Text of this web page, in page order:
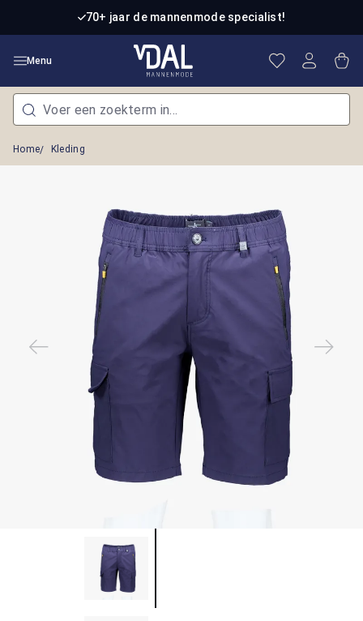
Ga naar de hoofdinhoud70+ jaar de mannenmode specialist!
Menu Je hebt 0
Home Kleding